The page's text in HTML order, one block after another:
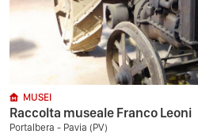
MUSEI
Raccolta museale Franco Leoni
Portalbera - Pavia (PV)